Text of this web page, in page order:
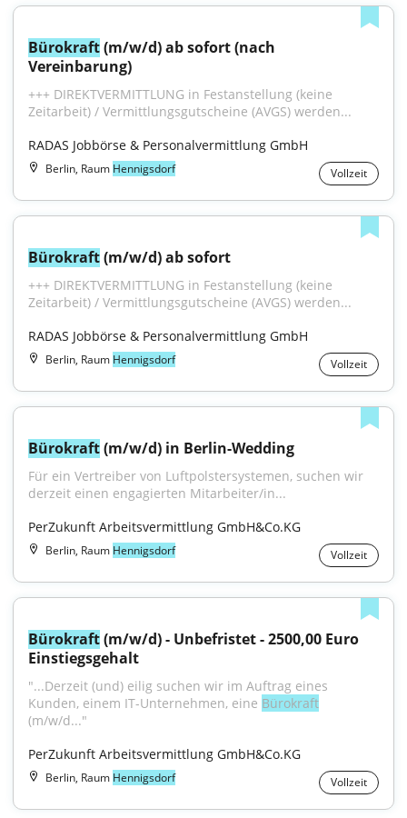
Bürokraft (m/w/d) ab sofort (nach
Vereinbarung)
+++ DIREKTVERMITTLUNG in Festanstellung (keine
Zeitarbeit) / Vermittlungsgutscheine (AVGS) werden...
RADAS Jobbörse & Personalvermittlung GmbH
Berlin, Raum Hennigsdorf Vollzeit
Bürokraft (m/w/d) ab sofort
+++ DIREKTVERMITTLUNG in Festanstellung (keine
Zeitarbeit) / Vermittlungsgutscheine (AVGS) werden...
RADAS Jobbörse & Personalvermittlung GmbH
Berlin, Raum Hennigsdorf Vollzeit
Bürokraft (m/w/d) in Berlin-Wedding
Für ein Vertreiber von Luftpolster­systemen, suchen wir
derzeit einen engagierten Mitarbeiter/in...
PerZukunft Arbeitsvermittlung GmbH&Co.KG
Berlin, Raum Hennigsdorf Vollzeit
Bürokraft (m/w/d) - Unbefristet - 2500,00 Euro
Einstiegsgehalt
"...Derzeit (und) eilig suchen wir im Auftrag eines
Kunden, einem IT-Unternehmen, eine Bürokraft
(m/w/d..."
PerZukunft Arbeitsvermittlung GmbH&Co.KG
Berlin, Raum Hennigsdorf Vollzeit